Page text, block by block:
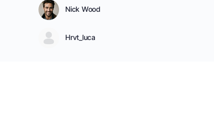
Nick Wood
Hrvt_luca